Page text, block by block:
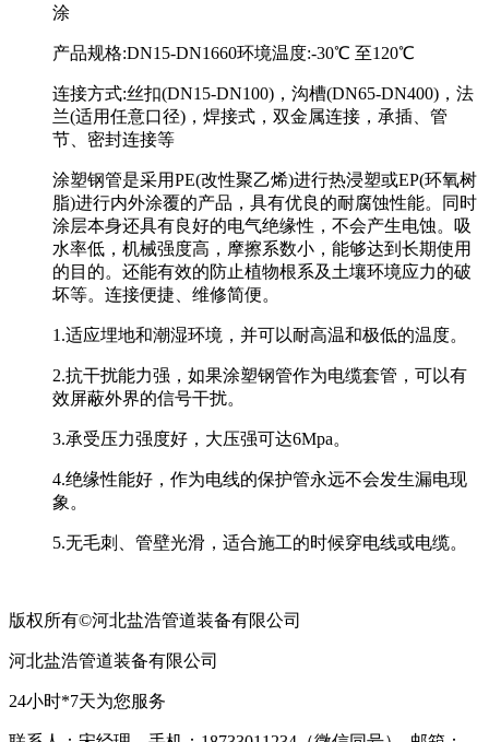
涂
产品规格:DN15-DN1660环境温度:-30℃ 至120℃
连接方式:丝扣(DN15-DN100)，沟槽(DN65-DN400)，法
兰(适用任意口径)，焊接式，双金属连接，承插、管
节、密封连接等
涂塑钢管是采用PE(改性聚乙烯)进行热浸塑或EP(环氧树
脂)进行内外涂覆的产品，具有优良的耐腐蚀性能。同时
涂层本身还具有良好的电气绝缘性，不会产生电蚀。吸
水率低，机械强度高，摩擦系数小，能够达到长期使用
的目的。还能有效的防止植物根系及土壤环境应力的破
坏等。连接便捷、维修简便。
1.适应埋地和潮湿环境，并可以耐高温和极低的温度。
2.抗干扰能力强，如果涂塑钢管作为电缆套管，可以有
效屏蔽外界的信号干扰。
3.承受压力强度好，大压强可达6Mpa。
4.绝缘性能好，作为电线的保护管永远不会发生漏电现
象。
5.无毛刺、管壁光滑，适合施工的时候穿电线或电缆。
版权所有©河北盐浩管道装备有限公司
河北盐浩管道装备有限公司
24小时*7天为您服务